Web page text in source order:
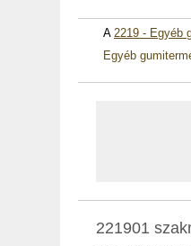
A 2219 - Egyéb
Egyéb
221901